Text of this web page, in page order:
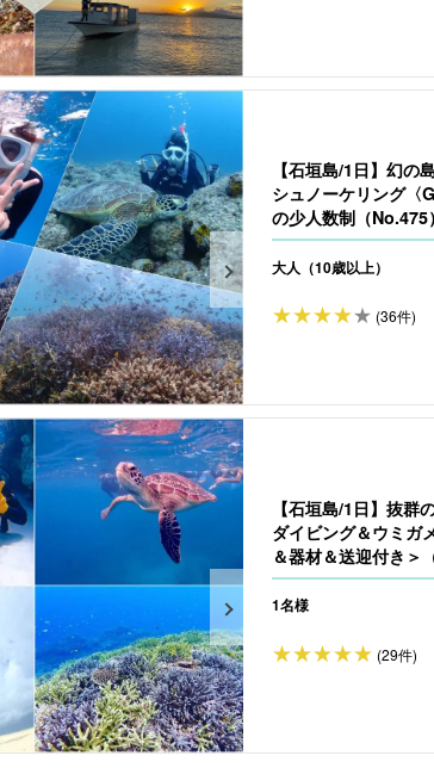
【石垣島/1日】幻の
シュノーケリング〈
の少人数制（No.475）
大人（10歳以上）
(36件)
【石垣島/1日】抜
ダイビング＆ウミガ
＆器材＆送迎付き＞
1名様
(29件)